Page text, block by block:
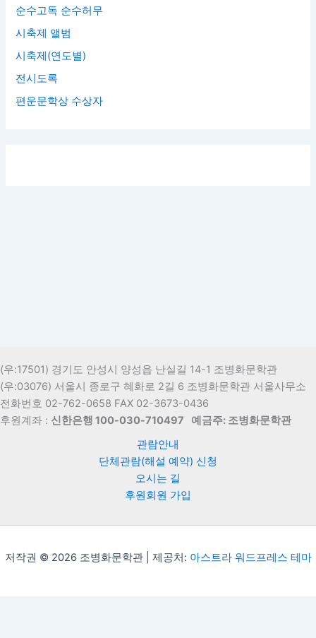
순수고독 순수허무
시축제 앨범
시축제(연도별)
전시도록
편운문학상 수상자
(우:17501) 경기도 안성시 양성읍 난실길 14-1 조병화문학관
(우:03076) 서울시 종로구 혜화로 2길 6 조병화문학관 서울사무소
전화번호 02-762-0658 FAX 02-3673-0436
후원계좌 : 신한은행 100-030-710497
예금주: 조병화문학관
관람안내
단체관람(해설 예약) 신청
오시는 길
후원회원 가입
저작권 © 2026 조병화문학관 | 제공처: 아스트라 워드프레스 테마